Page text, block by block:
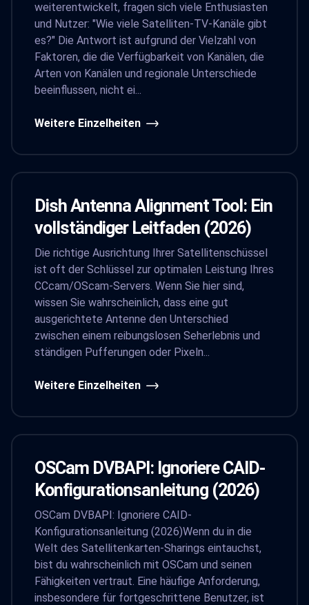
weiterentwickelt, fragen sich viele Enthusiasten
und Nutzer: "Wie viele Satelliten-TV-Kanäle gibt
es?" Die Antwort ist aufgrund der Vielzahl von
Faktoren, die die Verfügbarkeit von Kanälen, die
Arten von Kanälen und regionale Unterschiede
beeinflussen, nicht ei...
Weitere Einzelheiten
Dish Antenna Alignment Tool: Ein
vollständiger Leitfaden (2026)
Die richtige Ausrichtung Ihrer Satellitenschüssel
ist oft der Schlüssel zur optimalen Leistung Ihres
CCcam/OScam-Servers. Wenn Sie hier sind,
wissen Sie wahrscheinlich, dass eine gut
ausgerichtete Antenne den Unterschied
zwischen einem reibungslosen Seherlebnis und
ständigen Pufferungen oder Pixeln...
Weitere Einzelheiten
OSCam DVBAPI: Ignoriere CAID-
Konfigurationsanleitung (2026)
OSCam DVBAPI: Ignoriere CAID-
Konfigurationsanleitung (2026)Wenn du in die
Welt des Satellitenkarten-Sharings eintauchst,
bist du wahrscheinlich mit OSCam und seinen
Fähigkeiten vertraut. Eine häufige Anforderung,
insbesondere für fortgeschrittene Benutzer, ist